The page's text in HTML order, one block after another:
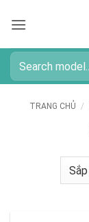
qua
dung
Tìm
kiếm:
TRANG CHỦ /